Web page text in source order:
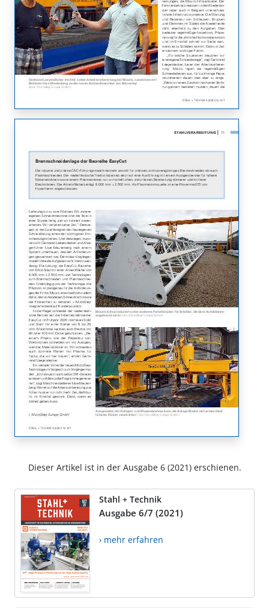
Dieser Artikel ist in der Ausgabe 6 (2021) erschienen.
Stahl + Technik
Ausgabe 6/7 (2021)
› mehr erfahren